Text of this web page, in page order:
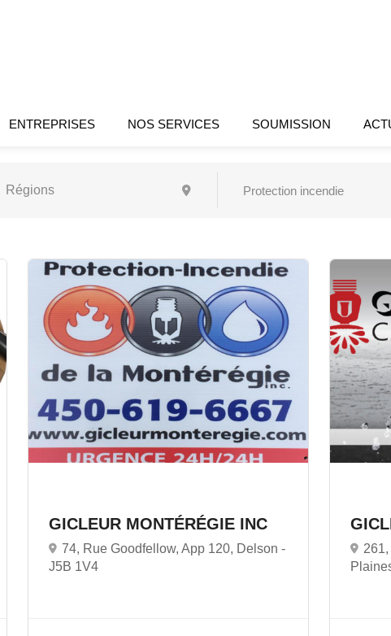
ENTREPRISES NOS SERVICES SOUMISSION
Protection incendie
GICLEUR MONTÉRÉGIE INC
74, Rue Goodfellow, App 120, Delson -
J5B 1V4